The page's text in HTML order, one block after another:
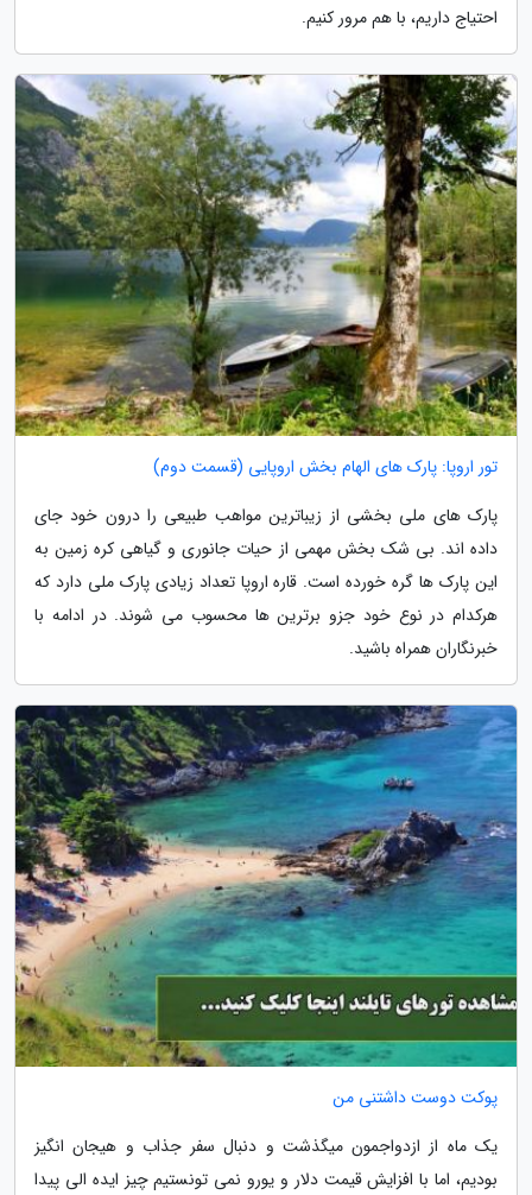
احتیاج داریم، با هم مرور کنیم.
تور اروپا: پارک های الهام بخش اروپایی (قسمت دوم)
پارک های ملی بخشی از زیباترین مواهب طبیعی را درون خود جای
داده اند. بی شک بخش مهمی از حیات جانوری و گیاهی کره زمین به
این پارک ها گره خورده است. قاره اروپا تعداد زیادی پارک ملی دارد که
هرکدام در نوع خود جزو برترین ها محسوب می شوند. در ادامه با
خبرنگاران همراه باشید.
پوکت دوست داشتنی من
یک ماه از ازدواجمون میگذشت و دنبال سفر جذاب و هیجان انگیز
بودیم، اما با افزایش قیمت دلار و یورو نمی تونستیم چیز ایده الی پیدا